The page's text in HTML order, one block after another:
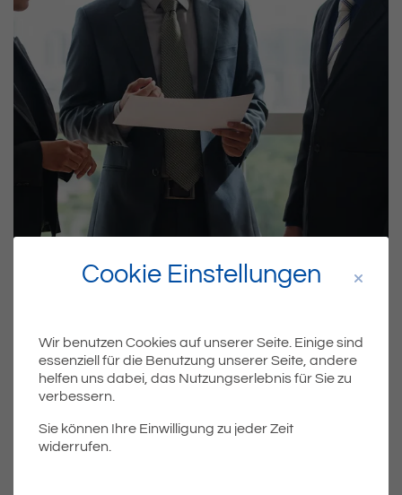
u.a. die Erstattung von Verkehrswertgutachten die
Führung der Kaufpreissammlung mit Ableitung der zur
Wertermittlung erforderlichen Daten und die
Veröffentlichung der Bodenrichtwerte.
Als Vorsitzende des Gutachterausschusses ist Frau
Dieckmann als Gutachterin aus dem Verwaltungsbereich
Cookie Einstellungen
Wir benutzen Cookies auf unserer Seite. Einige sind
essenziell für die Benutzung unserer Seite, andere
helfen uns dabei, das Nutzungserlebnis für Sie zu
verbessern.
Sie können Ihre Einwilligung zu jeder Zeit
widerrufen.